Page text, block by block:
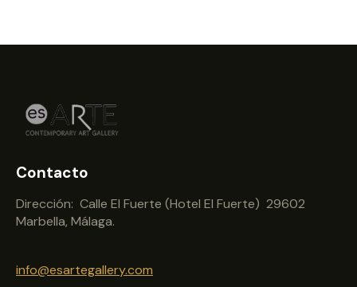
Contacto
Dirección: Calle El Fuerte (Hotel El Fuerte) 29602
Marbella, Málaga.
info@esartegallery.com